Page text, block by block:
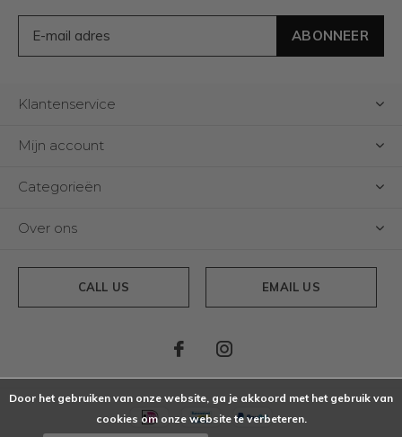
ABONNEER
Klantenservice
Mijn account
Categorieën
Over ons
CALL US EMAIL US
Door het gebruiken van onze website, ga je akkoord met het gebruik van
cookies om onze website te verbeteren.